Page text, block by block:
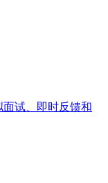
试、即时反馈和